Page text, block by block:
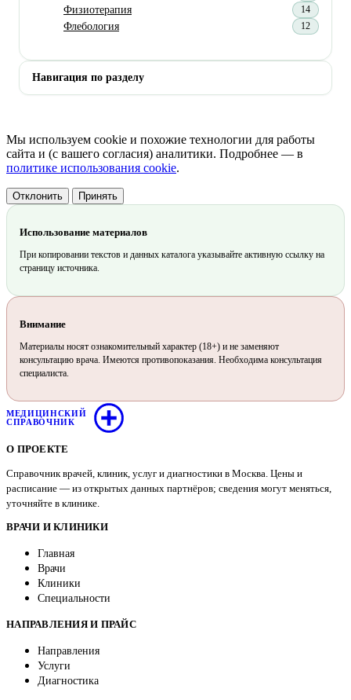
Физиотерапия 14
Флебология 12
Навигация по разделу
Мы используем cookie и похожие технологии для работы
сайта и (с вашего согласия) аналитики. Подробнее — в
политике использования cookie.
Отклонить Принять
Использование материалов
При копировании текстов и данных каталога указывайте активную ссылку на
страницу источника.
Внимание
Материалы носят ознакомительный характер (18+) и не заменяют
консультацию врача. Имеются противопоказания. Необходима консультация
специалиста.
МЕДИЦИНСКИЙ
СПРАВОЧНИК
О ПРОЕКТЕ
Справочник врачей, клиник, услуг и диагностики в Москва. Цены и
расписание — из открытых данных партнёров; сведения могут меняться,
уточняйте в клинике.
ВРАЧИ И КЛИНИКИ
Главная
Врачи
Клиники
Специальности
НАПРАВЛЕНИЯ И ПРАЙС
Направления
Услуги
Диагностика